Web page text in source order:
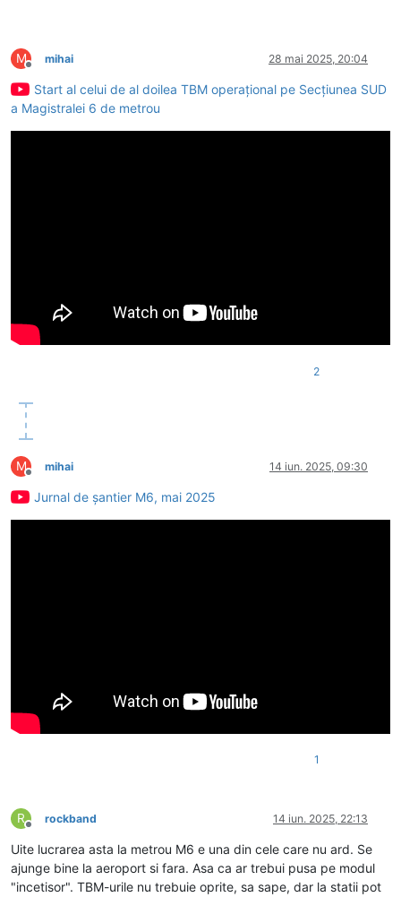
M
Deconectat
mihai 28 mai 2025, 20:04
Start al celui de al doilea TBM operațional pe Secțiunea SUD
a Magistralei 6 de metrou
2
M
Deconectat
mihai 14 iun. 2025, 09:30
Jurnal de șantier M6, mai 2025
1
R
Deconectat
rockband 14 iun. 2025, 22:13
Uite lucrarea asta la metrou M6 e una din cele care nu ard. Se
ajunge bine la aeroport si fara. Asa ca ar trebui pusa pe modul
"incetisor". TBM-urile nu trebuie oprite, sa sape, dar la statii pot